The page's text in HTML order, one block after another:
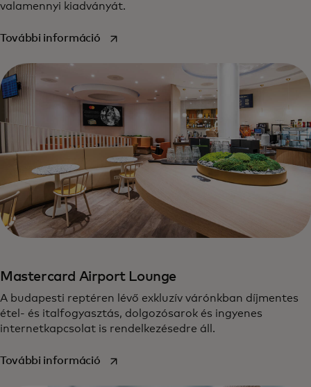
valamennyi kiadványát.
További információ‎opens in a new tab
Mastercard Airport Lounge
A budapesti reptéren lévő exkluzív várónkban díjmentes
étel- és italfogyasztás, dolgozósarok és ingyenes
internetkapcsolat is rendelkezésedre áll.
További információ‎opens in a new tab